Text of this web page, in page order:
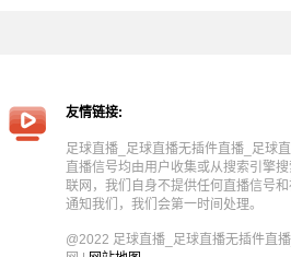
友情链接:
足球直播_足球直播无插件直播_足球
直播信号均由用户收集或从搜索引擎
联网，我们自身不提供任何直播信号
通知我们，我们会第一时间处理。
@2022 足球直播_足球直播无插件直